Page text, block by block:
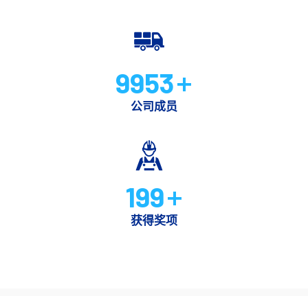
9953+
公司成员
199+
获得奖项